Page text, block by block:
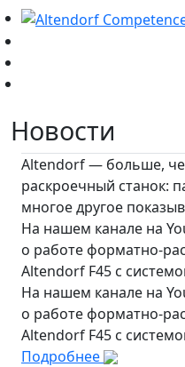
Новости
Altendorf — больше,
раскроечный станок:
многое другое
На нашем канале на
о работе форматно-
Altendorf F45 с
На нашем канале на
о работе форматно-
Altendorf F45 с
Подробнее